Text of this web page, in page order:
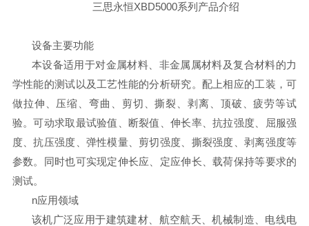
三思永恒XBD5000系列产品介绍
设备主要功能
本设备适用于对金属材料、非金属属材料及复合材料的力
学性能的测试以及工艺性能的分析研究。配上相应的工装，可
做拉伸、压缩、弯曲、剪切、撕裂、剥离、顶破、疲劳等试
验。可动求取最试验值、断裂值、伸长率、抗拉强度、屈服强
度、抗压强度、弹性模量、剪切强度、撕裂强度、剥离强度等
参数。同时也可实现定伸长应、定应伸长、载荷保持等要求的
测试。
n应用领域
该机广泛应用于建筑建材、航空航天、机械制造、电线电